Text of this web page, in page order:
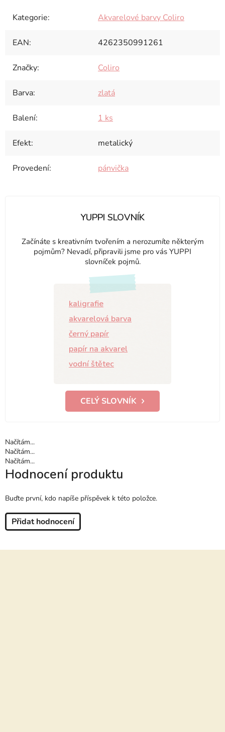
Kategorie: Akvarelové barvy Coliro
EAN: 4262350991261
Značky: Coliro
Barva: zlatá
Balení: 1 ks
Efekt: metalický
Provedení: pánvička
YUPPI SLOVNÍK
Začínáte s kreativním tvořením a nerozumíte některým
pojmům? Nevadí, připravili jsme pro vás YUPPI
slovníček pojmů.
kaligrafie
akvarelová barva
černý papír
papír na akvarel
vodní štětec
CELÝ SLOVNÍK
Načítám...
Načítám...
Načítám...
Hodnocení produktu
Buďte první, kdo napíše příspěvek k této položce.
Přidat hodnocení